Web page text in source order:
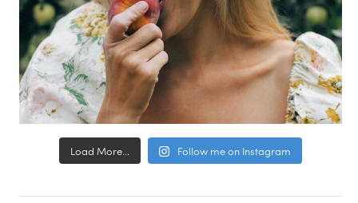
Load More... Follow me on Instagram